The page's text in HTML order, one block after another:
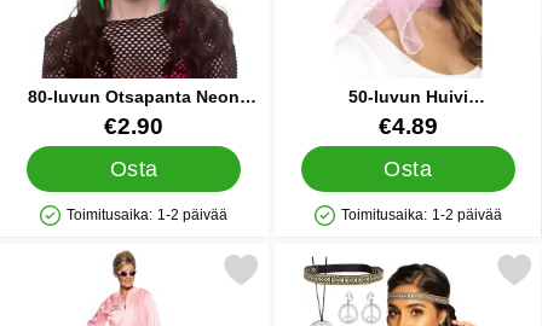
80-luvun Otsapanta Neon
Oranssi
Tuote.nro 39855
€2.90
Osta
Saatavuus: Varastossa
Toimitusaika: 1-2 päivää
50-luvun Huivi
Vaaleanpunainen
Tuote.nro 6867€4.89
Osta
Saatavuus: Varastossa
Toimitusaika: 1-2 päivää
Merkitse grease Pink Lady Takki Medium suosikiksi
Merkitse tarvikesarja 70-